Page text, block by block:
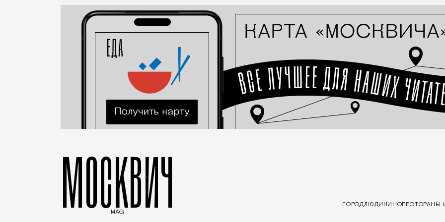
МОСКВИЧ
MAG
ГОРОДЛЮДИ КИНОРЕСТОРАНЫ